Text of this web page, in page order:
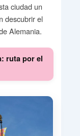
ciudad un
descubrir el
Alemania.
ruta por el